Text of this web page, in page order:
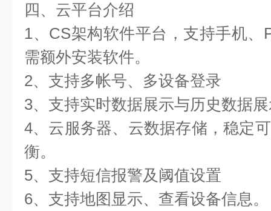
四、云平台介绍
1、CS架构软件平台，支持手机、
需额外安装软件。
2、支持多帐号、多设备登录
3、支持实时数据展示与历史数据
4、云服务器、云数据存储，稳定
衡。
5、支持短信报警及阈值设置
6、支持地图显示、查看设备信息